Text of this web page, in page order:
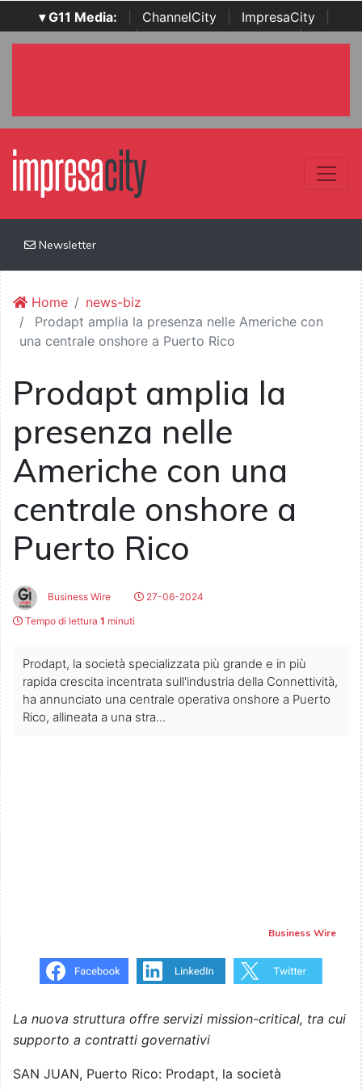
▾ G11 Media: ChannelCity ImpresaCity
SecurityOpenLab | Italian Channel Awards | Italian
Newsletter
Home
news-biz
Prodapt amplia la presenza nelle Americhe con
una centrale onshore a Puerto Rico
Prodapt amplia la
presenza nelle
Americhe con una
centrale onshore a
Puerto Rico
Business Wire
27-06-2024
Tempo di lettura 1 minuti
Prodapt, la società specializzata più grande e in più
rapida crescita incentrata sull'industria della Connettività,
ha annunciato una centrale operativa onshore a Puerto
Rico, allineata a una stra...
Business Wire
La nuova struttura offre servizi mission-critical, tra cui
supporto a contratti governativi
SAN JUAN, Puerto Rico: Prodapt, la società